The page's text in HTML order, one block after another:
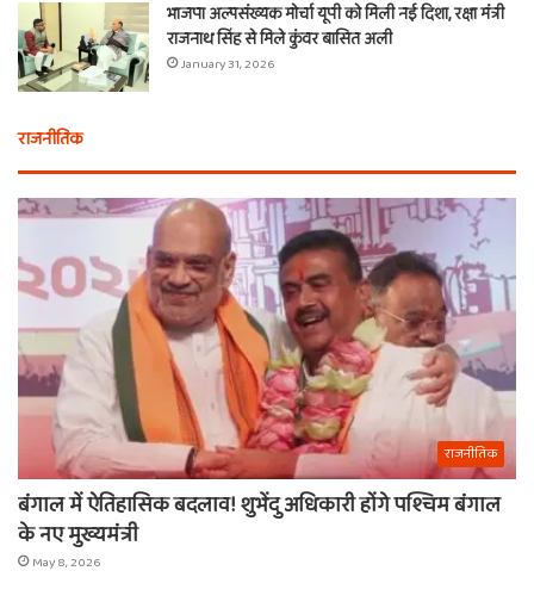
भाजपा अल्पसंख्यक मोर्चा यूपी को मिली नई दिशा, रक्षा मंत्री
राजनाथ सिंह से मिले कुंवर बासित अली
January 31, 2026
राजनीतिक
राजनीतिक
बंगाल में ऐतिहासिक बदलाव! शुभेंदु अधिकारी होंगे पश्चिम बंगाल
के नए मुख्यमंत्री
May 8, 2026